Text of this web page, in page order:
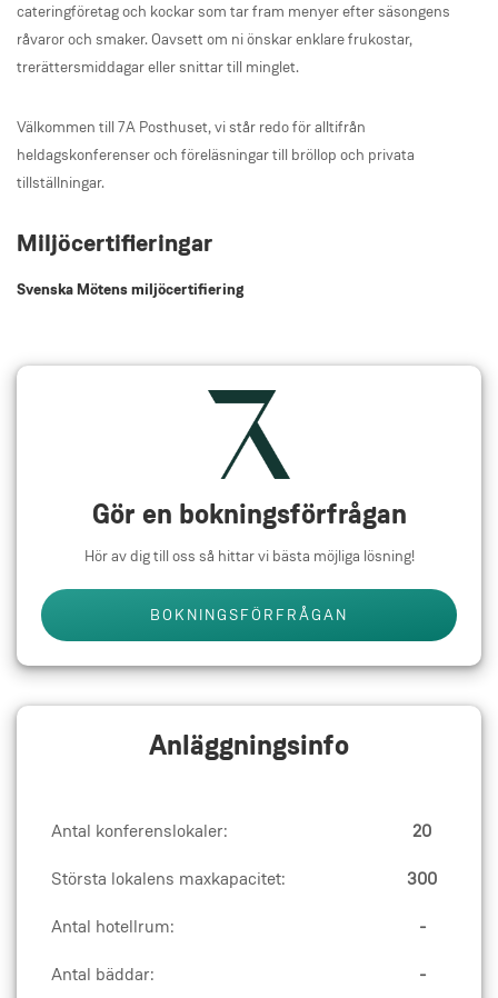
cateringföretag och kockar som tar fram menyer efter säsongens
råvaror och smaker. Oavsett om ni önskar enklare frukostar,
trerättersmiddagar eller snittar till minglet.
Välkommen till 7A Posthuset, vi står redo för alltifrån
heldagskonferenser och föreläsningar till bröllop och privata
tillställningar.
Miljöcertifieringar
Svenska Mötens miljöcertifiering
Gör en bokningsförfrågan
Hör av dig till oss så hittar vi bästa möjliga lösning!
BOKNINGSFÖRFRÅGAN
Anläggningsinfo
Antal konferenslokaler: 20
Största lokalens maxkapacitet: 300
Antal hotellrum: -
Antal bäddar: -